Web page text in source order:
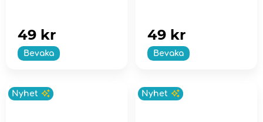
Bevaka
49 kr
Bevaka
49 kr
Nyhet Nyhet